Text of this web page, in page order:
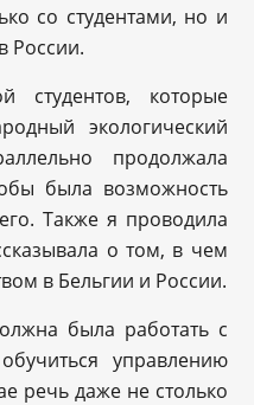
со студентами, но и
России.
студентов, которые
экологический
продолжала
была возможность
Также я проводила
о том, в чем
в Бельгии и России.
была работать с
управлению
речь даже не столько